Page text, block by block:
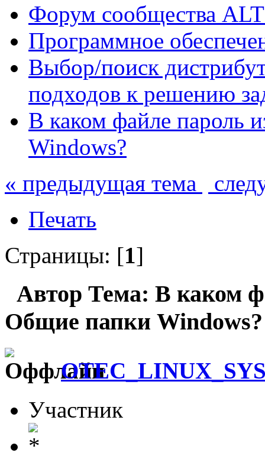
Форум сообщества
Программное
Выбор/поиск
подходов к решению
В каком файле пароль
Windows?
« предыдущая тема
Печать
Страницы: [1]
Автор Тема: В каком
Общие папки
Участник